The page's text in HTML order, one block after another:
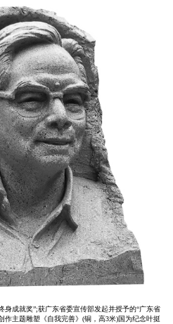
成就奖”;获广东省委宣传部发起并授予的“广东省
作主题雕塑《自我完善》(铜，高3米)国为纪念叶挺